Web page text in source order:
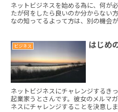
ネットビジネスを始める為に、何が
たが何をしたら良いのか分からない
なの知ってるよって方は、別の機会
ビジネス はじめ
ネットビジネスにチャレンジするき
起業家うとさんです。彼女のメルマ
ネスにチャレンジすることを決意し